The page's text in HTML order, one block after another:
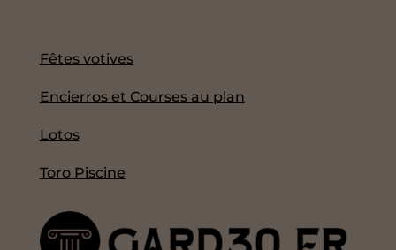
Fêtes votives
Encierros et Courses au plan
Lotos
Toro Piscine